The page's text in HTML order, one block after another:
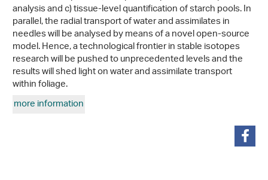
analysis and c) tissue-level quantification of starch pools. In
parallel, the radial transport of water and assimilates in
needles will be analysed by means of a novel open-source
model. Hence, a technological frontier in stable isotopes
research will be pushed to unprecedented levels and the
results will shed light on water and assimilate transport
within foliage.
more information